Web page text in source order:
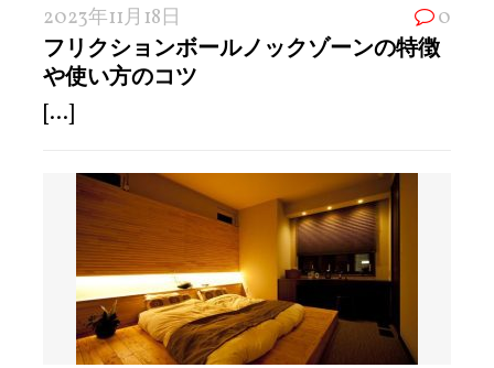
2023年11月18日 0
フリクションボールノックゾーンの特徴
や使い方のコツ
[...]